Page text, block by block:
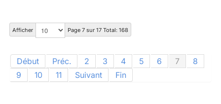
Afficher Page 7 sur 17 Total: 168
Début Préc. 2 3 4 5 6 7
8
9
10 11 Suivant Fin